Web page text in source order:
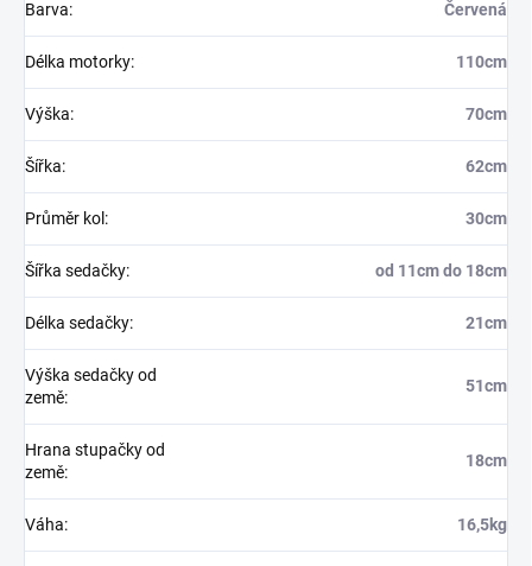
Barva: Červená
Délka motorky: 110cm
Výška: 70cm
Šířka: 62cm
Průměr kol : 30cm
Šířka sedačky: od 11cm do 18cm
Délka sedačky: 21cm
Výška sedačky od
země:
51cm
Hrana stupačky od
země:
18cm
Váha: 16,5kg